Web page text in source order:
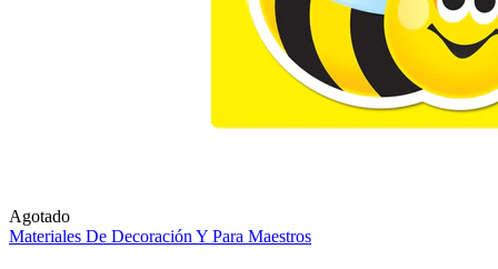
Agotado
Materiales De Decoración Y Para Maestros